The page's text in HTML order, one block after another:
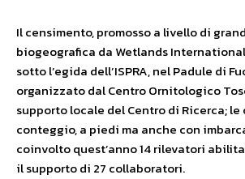
Il censimento, promosso a livello di
biogeografica da Wetlands
sotto l’egida dell’ISPRA, nel Padule di
organizzato dal Centro Ornitologico
supporto locale del Centro di Ricerca;
conteggio, a piedi ma anche con
coinvolto quest’anno 14 rilevatori
il supporto di 27 collaboratori.